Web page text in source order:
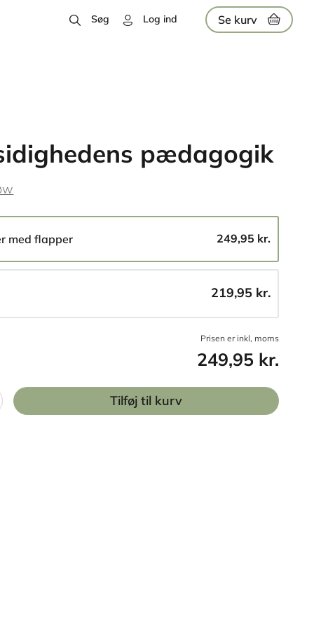
Søg Log ind Se kurv
pædagogik
med flapper 249,95 kr.
219,95 kr.
Prisen er inkl, moms
249,95 kr.
Tilføj til kurv